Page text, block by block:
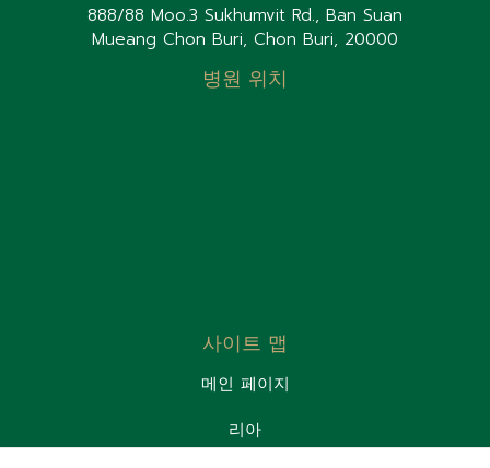
888/88 Moo.3 Sukhumvit Rd., Ban Suan
Mueang Chon Buri, Chon Buri, 20000
병원 위치
사이트 맵
메인 페이지
리아